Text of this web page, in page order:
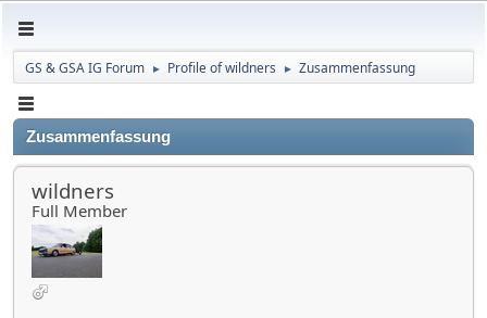
GS & GSA IG Forum ► Profile of wildners ► Zusammenfassung
Zusammenfassung
wildners
Full Member